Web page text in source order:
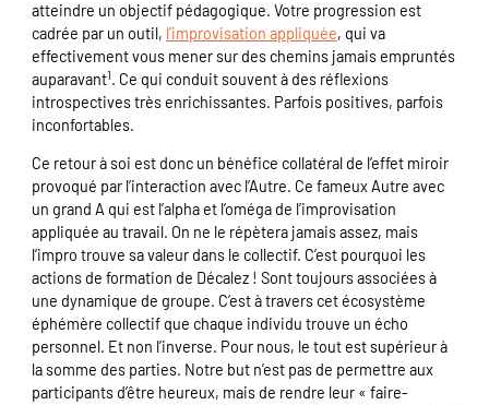
atteindre un objectif pédagogique. Votre progression est
cadrée par un outil, l’improvisation appliquée, qui va
effectivement vous mener sur des chemins jamais empruntés
auparavant1. Ce qui conduit souvent à des réflexions
introspectives très enrichissantes. Parfois positives, parfois
inconfortables.
Ce retour à soi est donc un bénéfice collatéral de l’effet miroir
provoqué par l’interaction avec l’Autre. Ce fameux Autre avec
un grand A qui est l’alpha et l’oméga de l’improvisation
appliquée au travail. On ne le répètera jamais assez, mais
l’impro trouve sa valeur dans le collectif. C’est pourquoi les
actions de formation de Décalez ! Sont toujours associées à
une dynamique de groupe. C’est à travers cet écosystème
éphémère collectif que chaque individu trouve un écho
personnel. Et non l’inverse. Pour nous, le tout est supérieur à
la somme des parties. Notre but n’est pas de permettre aux
participants d’être heureux, mais de rendre leur « faire-